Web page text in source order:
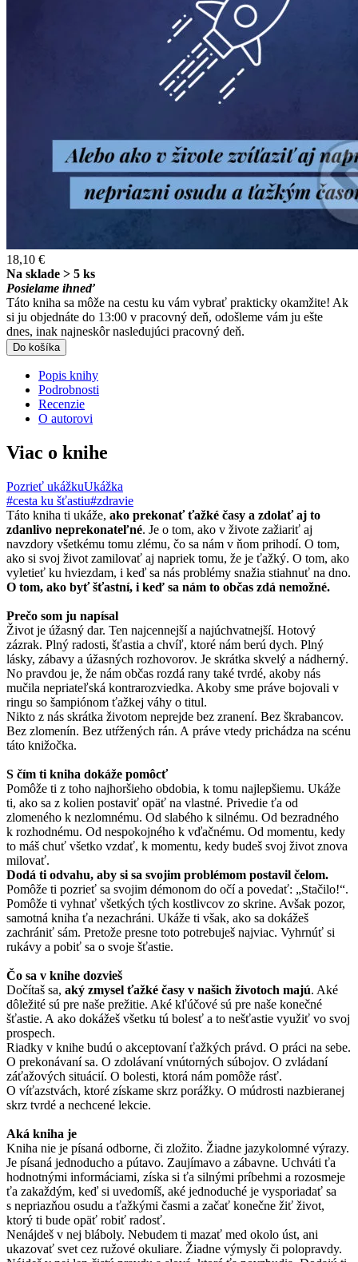
18,10 €
Na sklade > 5 ks
Posielame ihneď
Táto kniha sa môže na cestu ku vám vybrať prakticky okamžite! Ak
si ju objednáte do 13:00 v pracovný deň, odošleme vám ju ešte
dnes, inak najneskôr nasledujúci pracovný deň.
Do košíka
Popis knihy
Podrobnosti
Recenzie
O autorovi
Viac o knihe
Pozrieť ukážkuUkážka
#cesta ku šťastiu#zdravie
Táto kniha ti ukáže, ako prekonať ťažké časy a zdolať aj to
zdanlivo neprekonateľné. Je o tom, ako v živote zažiariť aj
navzdory všetkému tomu zlému, čo sa nám v ňom prihodí. O tom,
ako si svoj život zamilovať aj napriek tomu, že je ťažký. O tom, ako
vyletieť ku hviezdam, i keď sa nás problémy snažia stiahnuť na dno.
O tom, ako byť šťastní, i keď sa nám to občas zdá nemožné.
Prečo som ju napísal
Život je úžasný dar. Ten najcennejší a najúchvatnejší. Hotový
zázrak. Plný radosti, šťastia a chvíľ, ktoré nám berú dych. Plný
lásky, zábavy a úžasných rozhovorov. Je skrátka skvelý a nádherný.
No pravdou je, že nám občas rozdá rany také tvrdé, akoby nás
mučila nepriateľská kontrarozviedka. Akoby sme práve bojovali v
ringu so šampiónom ťažkej váhy o titul.
Nikto z nás skrátka životom neprejde bez zranení. Bez škrabancov.
Bez zlomenín. Bez utŕžených rán. A práve vtedy prichádza na scénu
táto knižočka.
S čím ti kniha dokáže pomôcť
Pomôže ti z toho najhoršieho obdobia, k tomu najlepšiemu. Ukáže
ti, ako sa z kolien postaviť opäť na vlastné. Privedie ťa od
zlomeného k nezlomnému. Od slabého k silnému. Od bezradného
k rozhodnému. Od nespokojného k vďačnému. Od momentu, kedy
to máš chuť všetko vzdať, k momentu, kedy budeš svoj život znova
milovať.
Dodá ti odvahu, aby si sa svojim problémom postavil čelom.
Pomôže ti pozrieť sa svojim démonom do očí a povedať: „Stačilo!“.
Pomôže ti vyhnať všetkých tých kostlivcov zo skrine. Avšak pozor,
samotná kniha ťa nezachráni. Ukáže ti však, ako sa dokážeš
zachrániť sám. Pretože presne toto potrebuješ najviac. Vyhrnúť si
rukávy a pobiť sa o svoje šťastie.
Čo sa v knihe dozvieš
Dočítaš sa, aký zmysel ťažké časy v našich životoch majú. Aké
dôležité sú pre naše prežitie. Aké kľúčové sú pre naše konečné
šťastie. A ako dokážeš všetku tú bolesť a to nešťastie využiť vo svoj
prospech.
Riadky v knihe budú o akceptovaní ťažkých právd. O práci na sebe.
O prekonávaní sa. O zdolávaní vnútorných súbojov. O zvládaní
záťažových situácií. O bolesti, ktorá nám pomôže rásť.
O víťazstvách, ktoré získame skrz porážky. O múdrosti nazbieranej
skrz tvrdé a nechcené lekcie.
Aká kniha je
Kniha nie je písaná odborne, či zložito. Žiadne jazykolomné výrazy.
Je písaná jednoducho a pútavo. Zaujímavo a zábavne. Uchváti ťa
hodnotnými informáciami, získa si ťa silnými príbehmi a rozosmeje
ťa zakaždým, keď si uvedomíš, aké jednoduché je vysporiadať sa
s nepriazňou osudu a ťažkými časmi a začať konečne žiť život,
ktorý ti bude opäť robiť radosť.
Nenájdeš v nej bláboly. Nebudem ti mazať med okolo úst, ani
ukazovať svet cez ružové okuliare. Žiadne výmysly či polopravdy.